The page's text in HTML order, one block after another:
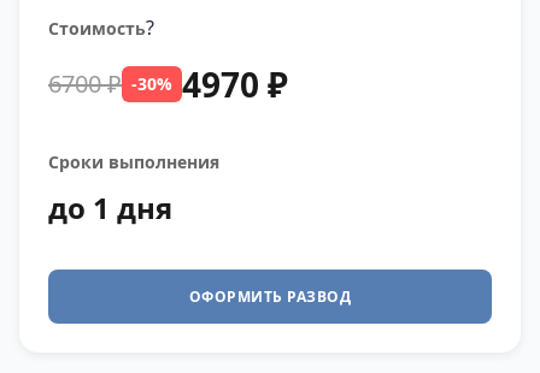
Стоимость?
6700 ₽ -30% 4970 ₽
Сроки выполнения
до 1 дня
ОФОРМИТЬ РАЗВОД